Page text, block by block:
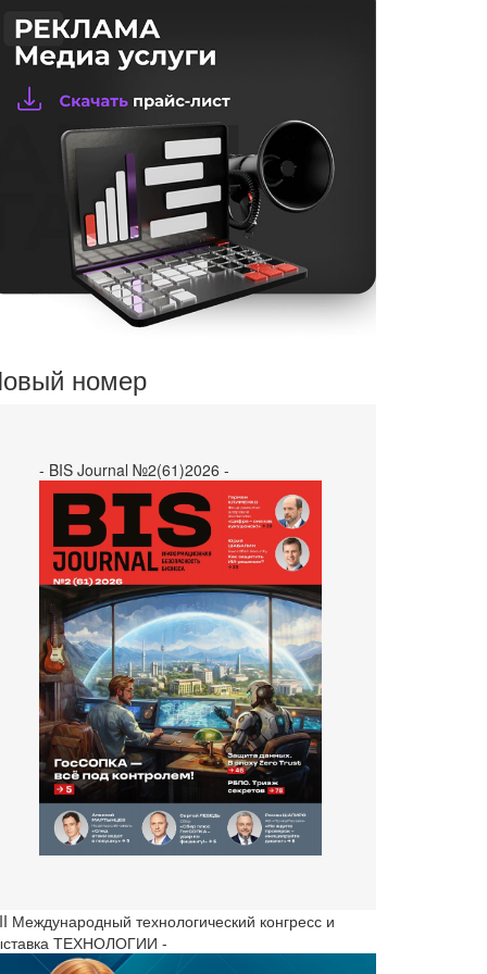
номер
- BIS Journal №2(61)2026 -
Международный технологический конгресс и
ТЕХНОЛОГИИ -